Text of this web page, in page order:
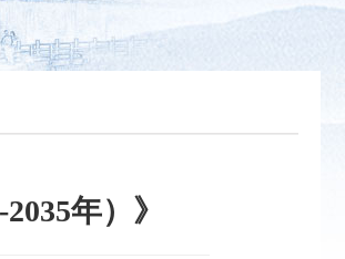
年）》